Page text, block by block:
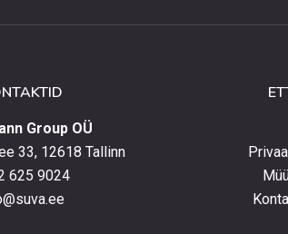
Group OÜ
33, 12618 Tallinn
625 9024